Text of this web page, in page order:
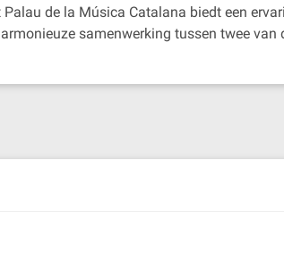
de la Música Catalana biedt een
samenwerking tussen twee